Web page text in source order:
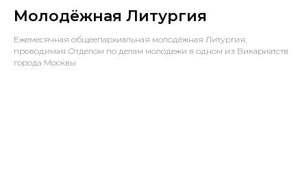
Молодёжная Литургия
Ежемесячная общеепархиальная молодёжная Литургия,
проводимая Отделом по делам молодежи в одном из Викариатств
города Москвы